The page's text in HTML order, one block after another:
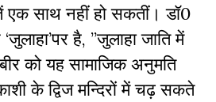
एक साथ नहीं हो सकतीं। डॉ0
‘जुलाहा’पर है, ”जुलाहा जाति में
को यह सामाजिक अनुमति
के द्विज मन्दिरों में चढ़ सकते